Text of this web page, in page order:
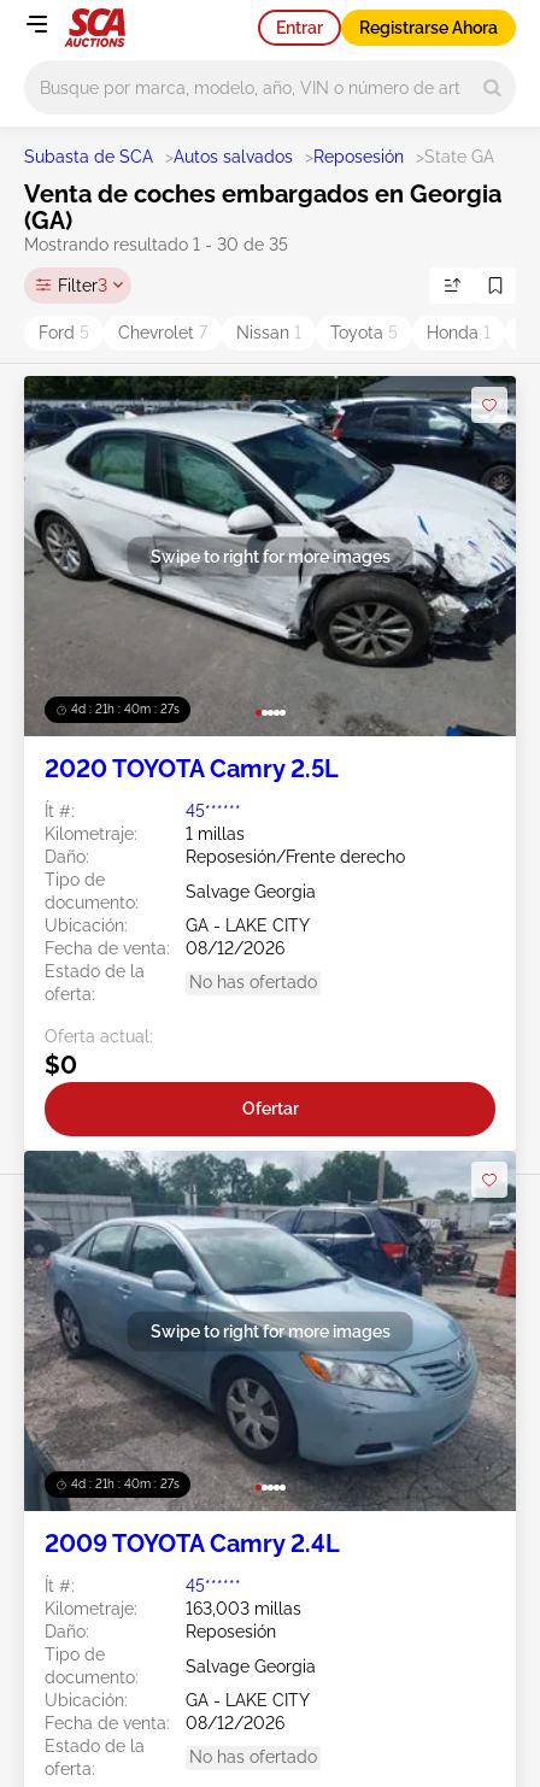
Entrar Registrarse Ahora
Subasta de SCA >Autos salvados >Reposesión >State GA
Venta de coches embargados en Georgia
(GA)
Mostrando resultado 1 - 30 de 35
Filter3
Ford 5 Chevrolet 7 Nissan 1 Toyota 5 Honda 1
4d : 21h : 40m : 23s
Swipe to right for more images
2020 TOYOTA Camry 2.5L
Ít #:
45******
Kilometraje:
1 millas
Daño:
Reposesión/Frente derecho
Tipo de
documento:
Salvage Georgia
Ubicación:
GA - LAKE CITY
Fecha de venta:
08/12/2026
Estado de la
oferta:
No has ofertado
Oferta actual:
$0
Ofertar
4d : 21h : 40m : 23s
Swipe to right for more images
2009 TOYOTA Camry 2.4L
Ít #:
45******
Kilometraje:
163,003 millas
Daño:
Reposesión
Tipo de
documento:
Salvage Georgia
Ubicación:
GA - LAKE CITY
Fecha de venta:
08/12/2026
Estado de la
oferta:
No has ofertado